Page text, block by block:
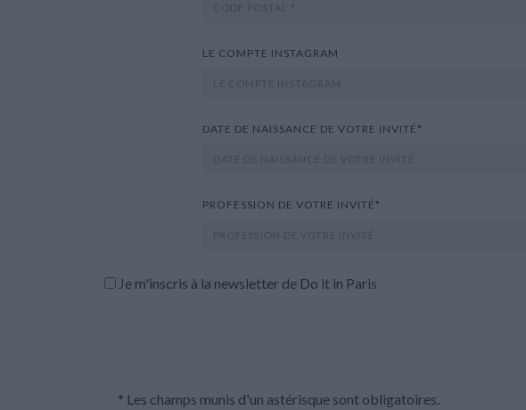
LE COMPTE INSTAGRAM
DATE DE NAISSANCE DE VOTRE INVITÉ*
PROFESSION DE VOTRE INVITÉ*
Je m'inscris à la newsletter de Do it in Paris
* Les champs munis d'un astérisque sont obligatoires.